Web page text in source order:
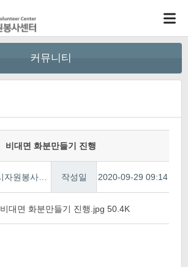
커뮤니티
비대면 화분만들기 진행
작성일 2020-09-29 09:14
비대면 화분만들기 진행.jpg 50.4K